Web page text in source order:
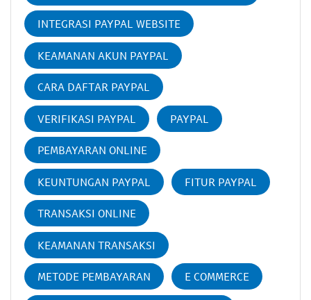
INTEGRASI PAYPAL WEBSITE
KEAMANAN AKUN PAYPAL
CARA DAFTAR PAYPAL
VERIFIKASI PAYPAL PAYPAL
PEMBAYARAN ONLINE
KEUNTUNGAN PAYPAL FITUR PAYPAL
TRANSAKSI ONLINE
KEAMANAN TRANSAKSI
METODE PEMBAYARAN E COMMERCE